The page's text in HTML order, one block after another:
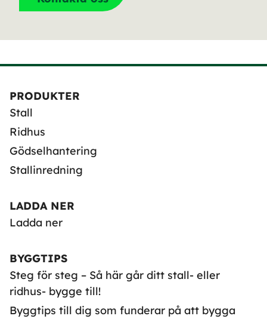
PRODUKTER
Stall
Ridhus
Gödselhantering
Stallinredning
LADDA NER
Ladda ner
BYGGTIPS
Steg för steg – Så här går ditt stall- eller
ridhus- bygge till!
Byggtips till dig som funderar på att bygga